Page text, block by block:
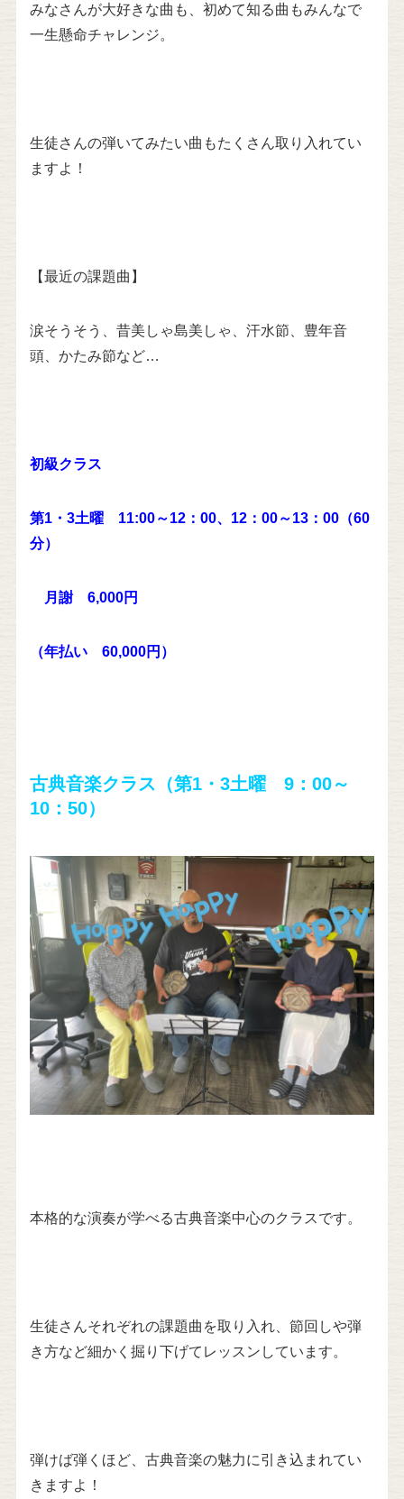
みなさんが大好きな曲も、初めて知る曲もみんなで
一生懸命チャレンジ。
生徒さんの弾いてみたい曲もたくさん取り入れてい
ますよ！
【最近の課題曲】
涙そうそう、昔美しゃ島美しゃ、汗水節、豊年音
頭、かたみ節など…
初級クラス
第1・3土曜 11:00～12：00、 12：00～13：00（60
分）
月謝 6,000円
（年払い 60,000円）
古典音楽クラス （第1・3土曜 9：00～
10：50）
本格的な演奏が学べる古典音楽中心のクラスです。
生徒さんそれぞれの課題曲を取り入れ、節回しや弾
き方など細かく掘り下げてレッスンしています。
弾けば弾くほど、古典音楽の魅力に引き込まれてい
きますよ！